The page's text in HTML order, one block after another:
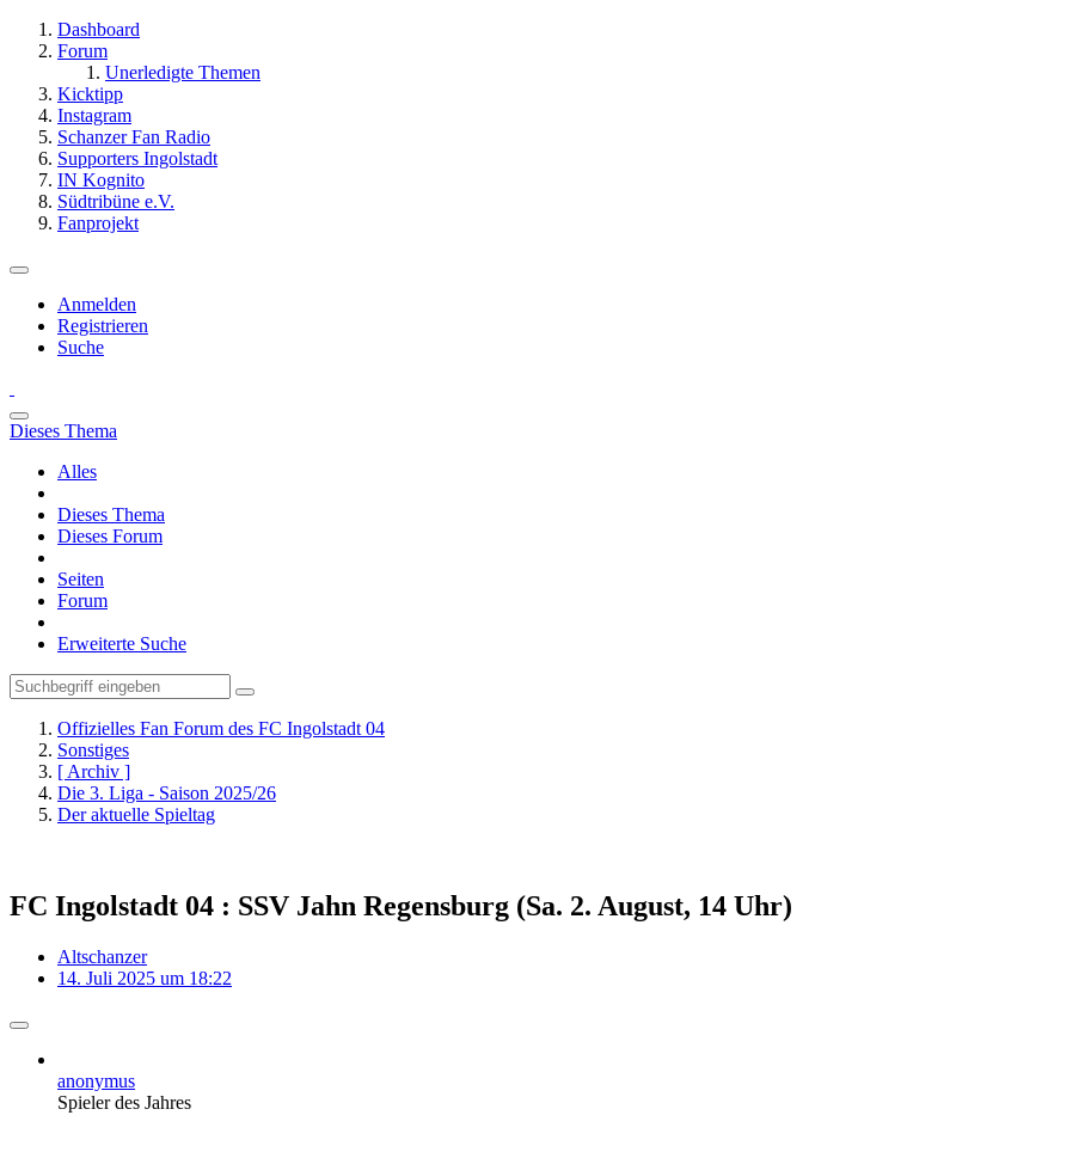
Dashboard
Forum
Unerledigte Themen
Kicktipp
Instagram
Schanzer Fan Radio
Supporters Ingolstadt
IN Kognito
Südtribüne e.V.
Fanprojekt
Anmelden
Registrieren
Suche
Dieses Thema
Alles
Dieses Thema
Dieses Forum
Seiten
Forum
Erweiterte Suche
Offizielles Fan Forum des FC Ingolstadt 04
Sonstiges
[ Archiv ]
Die 3. Liga - Saison 2025/26
Der aktuelle Spieltag
FC Ingolstadt 04 : SSV Jahn Regensburg (Sa. 2. August, 14 Uhr)
Altschanzer
14. Juli 2025 um 18:22
anonymus
Spieler des Jahres